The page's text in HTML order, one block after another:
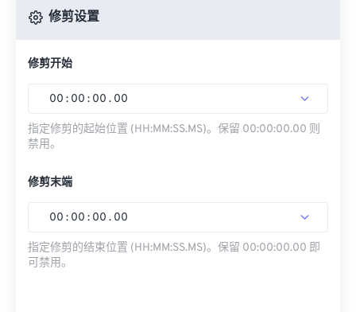
修剪设置
修剪开始
00 : 00 : 00 . 00
指定修剪的起始位置 (HH:MM:SS.MS)。保留 00:00:00.00 则
禁用。
修剪末端
00 : 00 : 00 . 00
指定修剪的结束位置 (HH:MM:SS.MS)。保留 00:00:00.00 即
可禁用。